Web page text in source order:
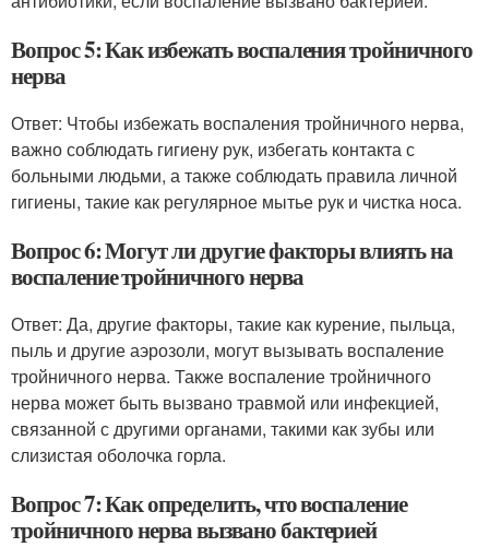
Вопрос 5: Как избежать воспаления тройничного
нерва
Ответ: Чтобы избежать воспаления тройничного нерва,
важно соблюдать гигиену рук, избегать контакта с
больными людьми, а также соблюдать правила личной
гигиены, такие как регулярное мытье рук и чистка носа.
Вопрос 6: Могут ли другие факторы влиять на
воспаление тройничного нерва
Ответ: Да, другие факторы, такие как курение, пыльца,
пыль и другие аэрозоли, могут вызывать воспаление
тройничного нерва. Также воспаление тройничного
нерва может быть вызвано травмой или инфекцией,
связанной с другими органами, такими как зубы или
слизистая оболочка горла.
Вопрос 7: Как определить, что воспаление
тройничного нерва вызвано бактерией